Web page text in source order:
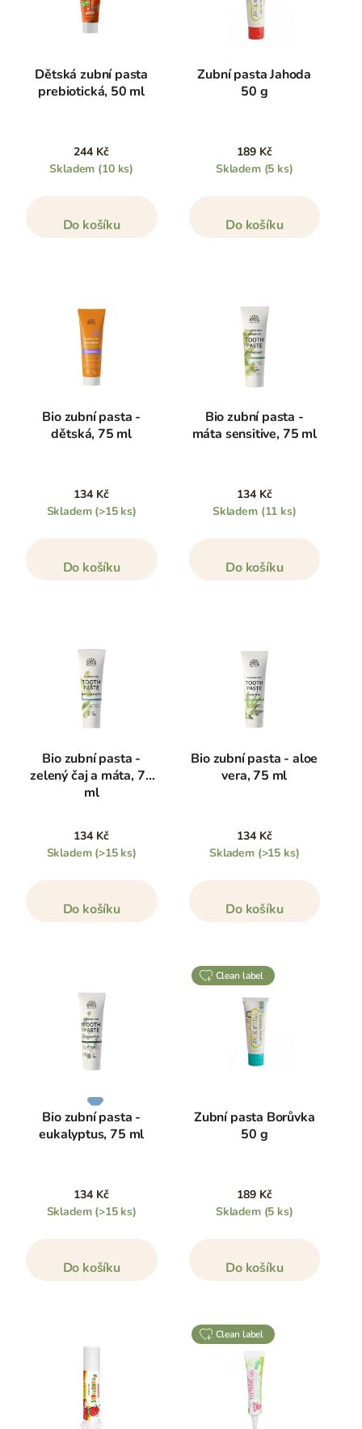
Dětská zubní pasta
prebiotická, 50 ml
244 Kč
Skladem (10 ks)
Do košíku
Zubní pasta Jahoda
50 g
189 Kč
Skladem (5 ks)
Do košíku
Bio zubní pasta -
dětská, 75 ml
134 Kč
Skladem (>15 ks)
Do košíku
Bio zubní pasta -
máta sensitive, 75 ml
134 Kč
Skladem (11 ks)
Do košíku
Bio zubní pasta -
zelený čaj a máta, 75
ml
134 Kč
Skladem (>15 ks)
Do košíku
Bio zubní pasta - aloe
vera, 75 ml
134 Kč
Skladem (>15 ks)
Do košíku
Bio zubní pasta -
eukalyptus, 75 ml
134 Kč
Skladem (>15 ks)
Do košíku
clean label
Zubní pasta Borůvka
50 g
189 Kč
Skladem (5 ks)
Do košíku
clean label